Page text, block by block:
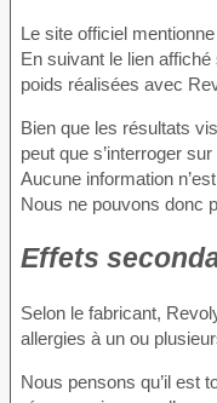
Le site officiel
En suivant le lien
poids réalisées avec
Bien que les résultats
peut que s’interroger
Aucune information
Nous ne pouvons donc
Effets
Selon le fabricant,
allergies à un ou
Nous pensons qu’il est